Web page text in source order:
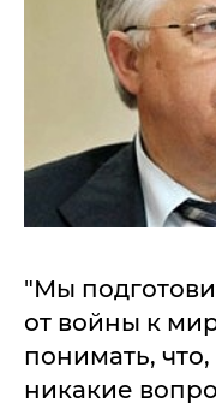
"Мы
от войны к
понимать,
никакие